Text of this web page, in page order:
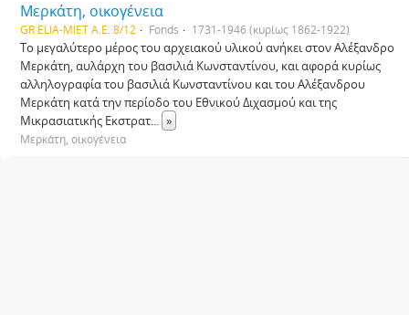
Μερκάτη, οικογένεια
GR ELIA-MIET Α.Ε. 8/12 Fonds 1731-1946 (κυρίως 1862-1922)
Το μεγαλύτερο μέρος του αρχειακού υλικού ανήκει στον Αλέξανδρο
Μερκάτη, αυλάρχη του βασιλιά Κωνσταντίνου, και αφορά κυρίως
αλληλογραφία του βασιλιά Κωνσταντίνου και του Αλέξανδρου
Μερκάτη κατά την περίοδο του Εθνικού Διχασμού και της
Μικρασιατικής Εκστρατ... »
Μερκάτη, οικογένεια